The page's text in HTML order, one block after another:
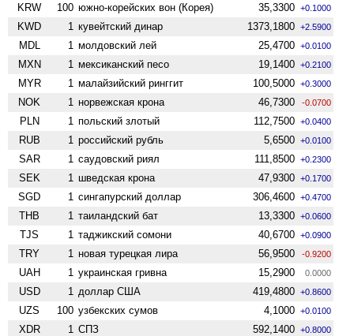
KRW 100 южно-корейских вон (Корея) 35,3300 +0.1000
KWD 1 кувейтский динар 1373,1800 +2.5900
MDL 1 молдовский лей 25,4700 +0.0100
MXN 1 мексиканский песо 19,1400 +0.2100
MYR 1 малайзийский ринггит 100,5000 +0.3000
NOK 1 норвежская крона 46,7300 -0.0700
PLN 1 польский злотый 112,7500 +0.0400
RUB 1 российский рубль 5,6500 +0.0100
SAR 1 саудовский риял 111,8500 +0.2300
SEK 1 шведская крона 47,9300 +0.1700
SGD 1 сингапурский доллар 306,4600 +0.4700
THB 1 таиландский бат 13,3300 +0.0600
TJS 1 таджикский сомони 40,6700 +0.0900
TRY 1 новая турецкая лира 56,9500 -0.9200
UAH 1 украинская гривна 15,2900 0.0000
USD 1 доллар США 419,4800 +0.8600
UZS 100 узбекских сумов 4,1000 +0.0100
XDR 1 СПЗ 592,1400 +0.8000